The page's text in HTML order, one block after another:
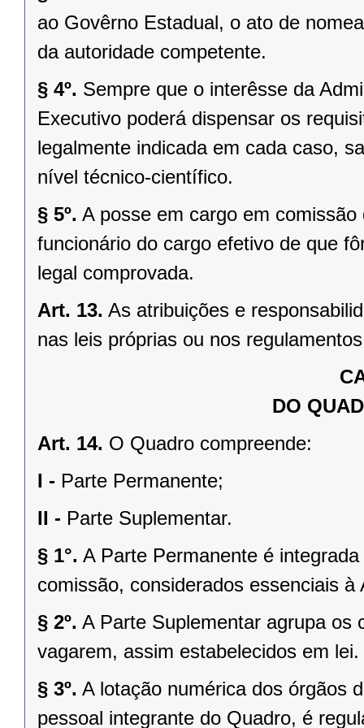
ao Govêrno Estadual, o ato de
da autoridade competente.
§ 4º. Sempre que o interêsse da
Executivo poderá dispensar os
legalmente indicada em cada caso,
nível técnico-científico.
§ 5º. A posse em cargo em
funcionário do cargo efetivo de que
legal comprovada.
Art. 13. As atribuições e
nas leis próprias ou nos
DO
Art. 14. O Quadro compreende:
I - Parte Permanente;
II - Parte Suplementar.
§ 1°. A Parte Permanente é
comissão, considerados essenciais à
§ 2º. A Parte Suplementar agrupa os
vagarem, assim estabelecidos em lei.
§ 3º. A lotação numérica dos órgãos
pessoal integrante do Quadro, é